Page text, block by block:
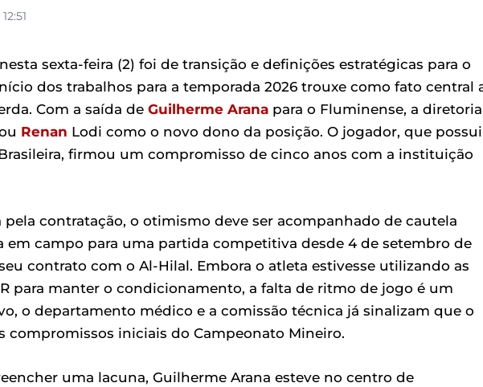
sexta-feira (2) foi de transição e definições estratégicas para o
dos trabalhos para a temporada 2026 trouxe como fato central
Com a saída de Guilherme Arana para o Fluminense, a diretoria
Renan Lodi como o novo dono da posição. O jogador, que possui
firmou um compromisso de cinco anos com a instituição
pela contratação, o otimismo deve ser acompanhado de cautela
em campo para uma partida competitiva desde 4 de setembro de
contrato com o Al-Hilal. Embora o atleta estivesse utilizando as
para manter o condicionamento, a falta de ritmo de jogo é um
o departamento médico e a comissão técnica já sinalizam que o
compromissos iniciais do Campeonato Mineiro.
uma lacuna, Guilherme Arana esteve no centro de